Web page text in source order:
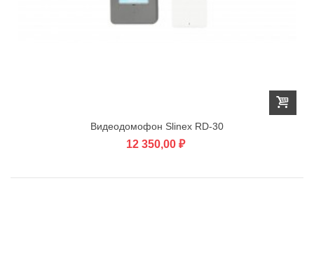
Видеодомофон Slinex RD-30
12 350,00 ₽